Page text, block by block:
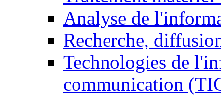
Analyse de
Recherche,
Technologies de
communication